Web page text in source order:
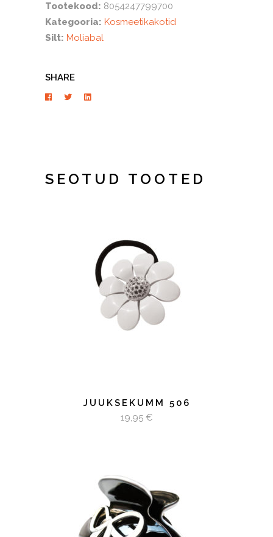
Tootekood: 8054247799700
Kategooria: Kosmeetikakotid
Silt: Moliabal
SHARE
SEOTUD TOOTED
LISA KORVI
JUUKSEKUMM 506
19,95 €
LISA KORVI